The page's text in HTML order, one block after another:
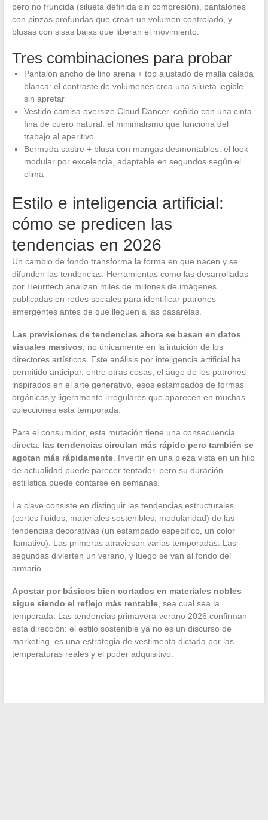
pero no fruncida (silueta definida sin compresión), pantalones
con pinzas profundas que crean un volumen controlado, y
blusas con sisas bajas que liberan el movimiento.
Tres combinaciones para probar
Pantalón ancho de lino arena + top ajustado de malla calada
blanca: el contraste de volúmenes crea una silueta legible
sin apretar
Vestido camisa oversize Cloud Dancer, ceñido con una cinta
fina de cuero natural: el minimalismo que funciona del
trabajo al aperitivo
Bermuda sastre + blusa con mangas desmontables: el look
modular por excelencia, adaptable en segundos según el
clima
Estilo e inteligencia artificial:
cómo se predicen las
tendencias en 2026
Un cambio de fondo transforma la forma en que nacen y se
difunden las tendencias. Herramientas como las desarrolladas
por Heuritech analizan miles de millones de imágenes
publicadas en redes sociales para identificar patrones
emergentes antes de que lleguen a las pasarelas.
Las previsiones de tendencias ahora se basan en datos
visuales masivos, no únicamente en la intuición de los
directores artísticos. Este análisis por inteligencia artificial ha
permitido anticipar, entre otras cosas, el auge de los patrones
inspirados en el arte generativo, esos estampados de formas
orgánicas y ligeramente irregulares que aparecen en muchas
colecciones esta temporada.
Para el consumidor, esta mutación tiene una consecuencia
directa: las tendencias circulan más rápido pero también se
agotan más rápidamente. Invertir en una pieza vista en un hilo
de actualidad puede parecer tentador, pero su duración
estilística puede contarse en semanas.
La clave consiste en distinguir las tendencias estructurales
(cortes fluidos, materiales sostenibles, modularidad) de las
tendencias decorativas (un estampado específico, un color
llamativo). Las primeras atraviesan varias temporadas. Las
segundas divierten un verano, y luego se van al fondo del
armario.
Apostar por básicos bien cortados en materiales nobles
sigue siendo el reflejo más rentable, sea cual sea la
temporada. Las tendencias primavera-verano 2026 confirman
esta dirección: el estilo sostenible ya no es un discurso de
marketing, es una estrategia de vestimenta dictada por las
temperaturas reales y el poder adquisitivo.